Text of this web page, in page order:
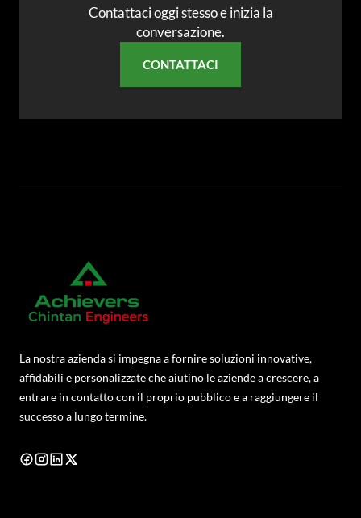
Contattaci oggi stesso e inizia la
conversazione.
CONTATTACI
La nostra azienda si impegna a fornire soluzioni innovative,
affidabili e personalizzate che aiutino le aziende a crescere, a
entrare in contatto con il proprio pubblico e a raggiungere il
successo a lungo termine.